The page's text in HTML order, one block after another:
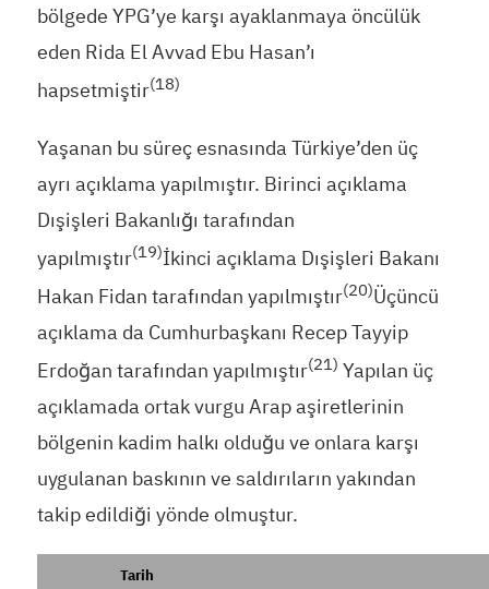
bölgede YPG’ye karşı ayaklanmaya öncülük
eden Rida El Avvad Ebu Hasan’ı
hapsetmiştir(18)
Yaşanan bu süreç esnasında Türkiye’den üç
ayrı açıklama yapılmıştır. Birinci açıklama
Dışişleri Bakanlığı tarafından
yapılmıştır(19)İkinci açıklama Dışişleri Bakanı
Hakan Fidan tarafından yapılmıştır(20)Üçüncü
açıklama da Cumhurbaşkanı Recep Tayyip
Erdoğan tarafından yapılmıştır(21) Yapılan üç
açıklamada ortak vurgu Arap aşiretlerinin
bölgenin kadim halkı olduğu ve onlara karşı
uygulanan baskının ve saldırıların yakından
takip edildiği yönde olmuştur.
Tarih